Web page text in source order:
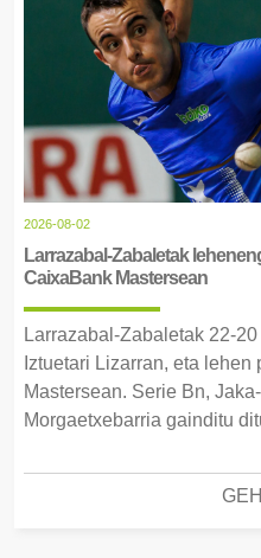
2026-08-02
Larrazabal-Zabaletak
CaixaBank Mastersean
Larrazabal-Zabaletak 22-
Iztuetari Lizarran, eta
Mastersean. Serie Bn,
Morgaetxebarria gainditu